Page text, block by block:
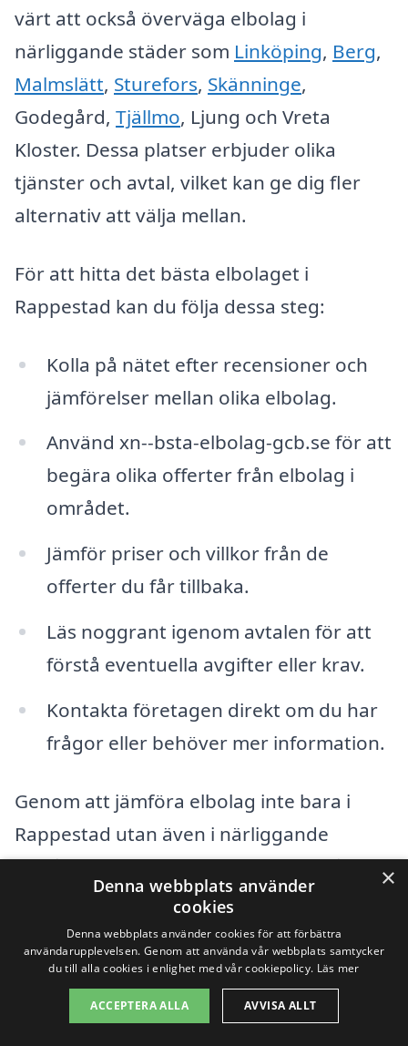
värt att också överväga elbolag i
närliggande städer som Linköping, Berg,
Malmslätt, Sturefors, Skänninge,
Godegård, Tjällmo, Ljung och Vreta
Kloster. Dessa platser erbjuder olika
tjänster och avtal, vilket kan ge dig fler
alternativ att välja mellan.
För att hitta det bästa elbolaget i
Rappestad kan du följa dessa steg:
Kolla på nätet efter recensioner och
jämförelser mellan olika elbolag.
Använd xn--bsta-elbolag-gcb.se för att
begära olika offerter från elbolag i
området.
Jämför priser och villkor från de
offerter du får tillbaka.
Läs noggrant igenom avtalen för att
förstå eventuella avgifter eller krav.
Kontakta företagen direkt om du har
frågor eller behöver mer information.
Genom att jämföra elbolag inte bara i
Rappestad utan även i närliggande
områden kan du säkerställa att du får ett
avtal som passar dina behov och budget.
Tveka inte att använda de resurser som
finns tillgängliga för att göra en
informerad och trygg val av elbolag.
×
Denna webbplats använder
cookies
Denna webbplats använder cookies för att förbättra
användarupplevelsen. Genom att använda vår webbplats samtycker
du till alla cookies i enlighet med vår cookiepolicy. Läs mer
ACCEPTERA ALLA AVVISA ALLT